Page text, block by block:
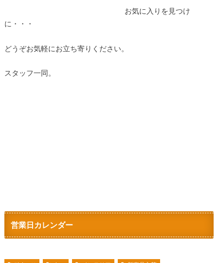
お気に入りを見つけ
に・・・
どうぞお気軽にお立ち寄りください。
スタッフ一同。
営業日カレンダー